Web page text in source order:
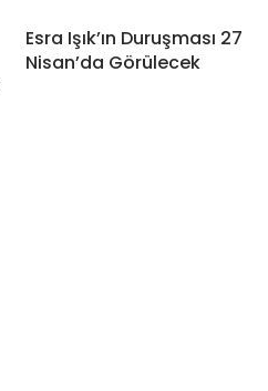
Esra Işık’ın Duruşması 27
Nisan’da Görülecek